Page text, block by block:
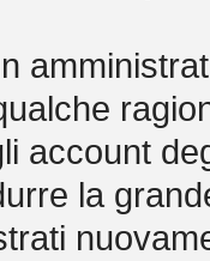
account
la